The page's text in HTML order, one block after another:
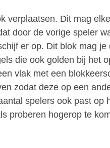
verplaatsen. Dit mag
door de vorige speler
er op. Dit blok mag
die ook golden bij het
vlak met een
zodat deze op een
spelers ook past op
proberen hogerop te